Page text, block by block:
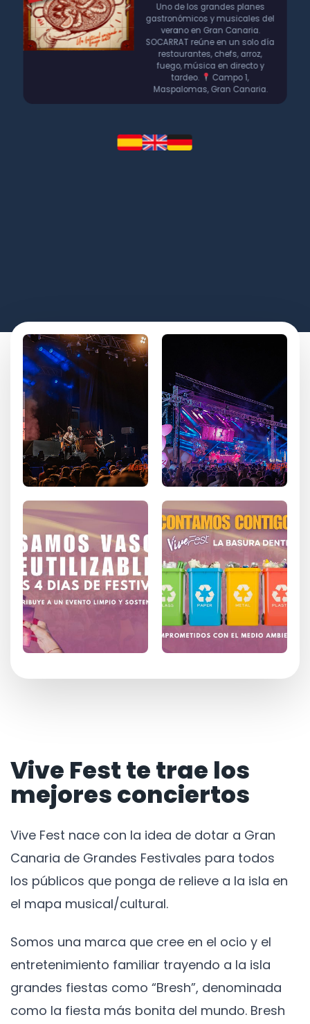
Uno de los grandes planes
gastronómicos y musicales del
verano en Gran Canaria.
SOCARRAT reúne en un solo día
restaurantes, chefs, arroz,
fuego, música en directo y
tardeo.
Campo 1,
Maspalomas, Gran Canaria.
Vive Fest te trae los
mejores conciertos
Vive Fest nace con la idea de dotar a Gran
Canaria de Grandes Festivales para todos
los públicos que ponga de relieve a la isla en
el mapa musical/cultural.
Somos una marca que cree en el ocio y el
entretenimiento familiar trayendo a la isla
grandes fiestas como “Bresh”, denominada
como la fiesta más bonita del mundo. Bresh